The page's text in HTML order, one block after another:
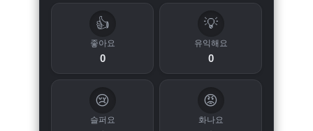
👍
좋아요
0
💡
유익해요
0
😢
슬퍼요
😡
화나요